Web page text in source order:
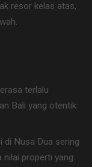
resor kelas atas,
terlalu
Bali yang otentik
di Nusa Dua sering
nilai properti yang